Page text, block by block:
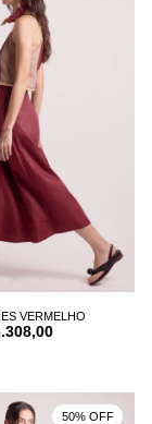
VERMELHO
50% OFF